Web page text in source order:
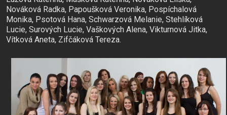
Nováková Radka, Papoušková Veronika, Pospíchalová
Monika, Psotová Hana, Schwarzová Melanie, Stehlíková
Lucie, Surových Lucie, Vaškových Alena, Vikturnová Jitka,
Vítková Aneta, Zifčáková Tereza.